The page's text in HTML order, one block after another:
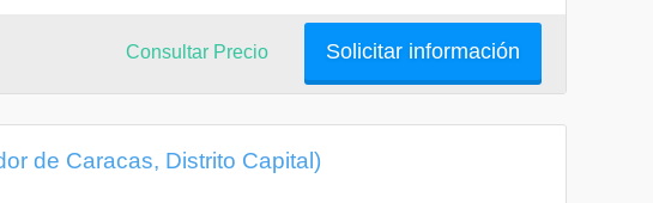
Solicitar información
Consultar Precio
de Caracas, Distrito Capital)